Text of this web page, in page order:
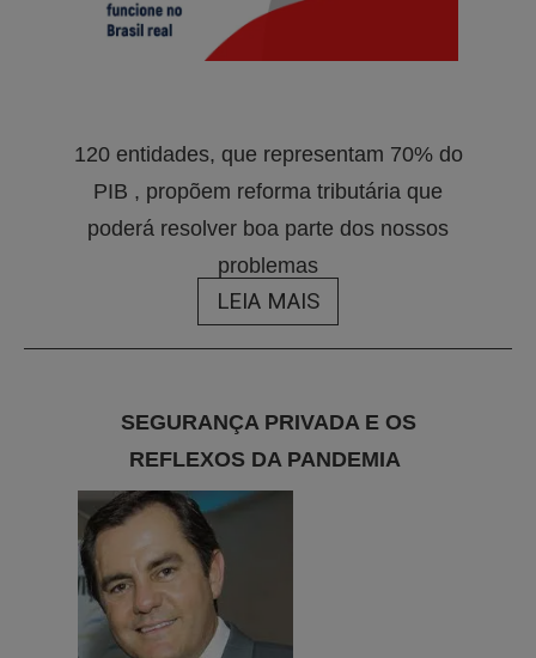
120 entidades, que representam 70% do
PIB , propõem reforma tributária que
poderá resolver boa parte dos nossos
problemas
LEIA MAIS
SEGURANÇA PRIVADA E OS
REFLEXOS DA PANDEMIA